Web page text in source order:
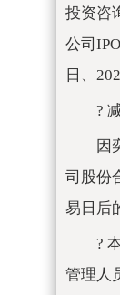
投资咨
公司
日、
?
因
司股份
易日后
?
管理人